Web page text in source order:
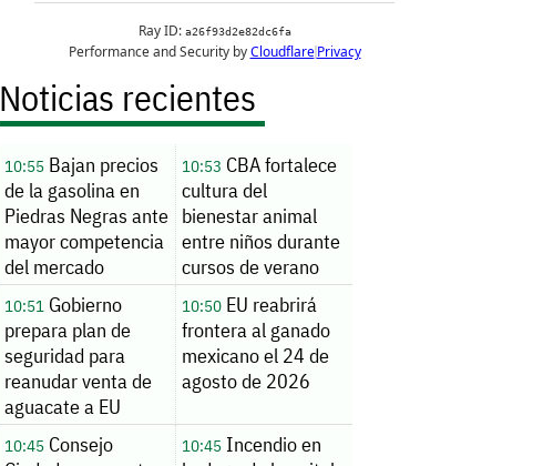
Noticias recientes
10:55 Bajan precios
de la gasolina en
Piedras Negras ante
mayor competencia
del mercado
10:53 CBA fortalece
cultura del
bienestar animal
entre niños durante
cursos de verano
10:51 Gobierno
prepara plan de
seguridad para
reanudar venta de
aguacate a EU
10:50EU reabrirá
frontera al ganado
mexicano el 24 de
agosto de 2026
10:45 Consejo
10:45Incendio en